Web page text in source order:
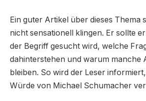
Ein guter Artikel über dieses Thema
nicht sensationell klingen. Er sollte
der Begriff gesucht wird, welche
dahinterstehen und warum manche
bleiben. So wird der Leser
Würde von Michael Schumacher